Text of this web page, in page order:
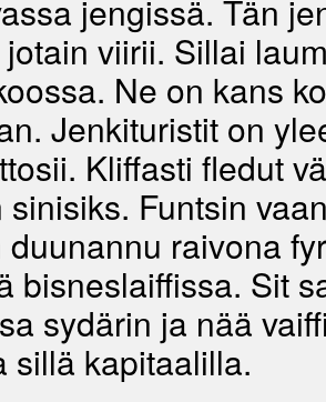
jengissä. Tän
viirii. Sillai
Ne on kans
Jenkituristit on
Kliffasti fledut
sinisiks. Funtsin
duunannu raivona
bisneslaiffissa. Sit
sydärin ja nää
sillä kapitaalilla.